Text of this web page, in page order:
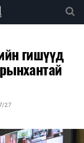
гишүүд
27